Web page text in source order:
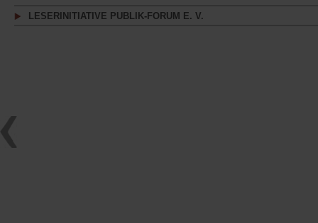
LESERINITIATIVE PUBLIK-FORUM E. V.